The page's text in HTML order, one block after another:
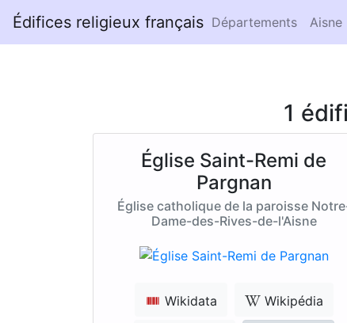
Édifices religieux français Départements Aisne
1
Église Saint-Remi de
Pargnan
Église catholique de la paroisse
Dame-des-Rives-de-l'Aisne
Wikidata Wikipédia